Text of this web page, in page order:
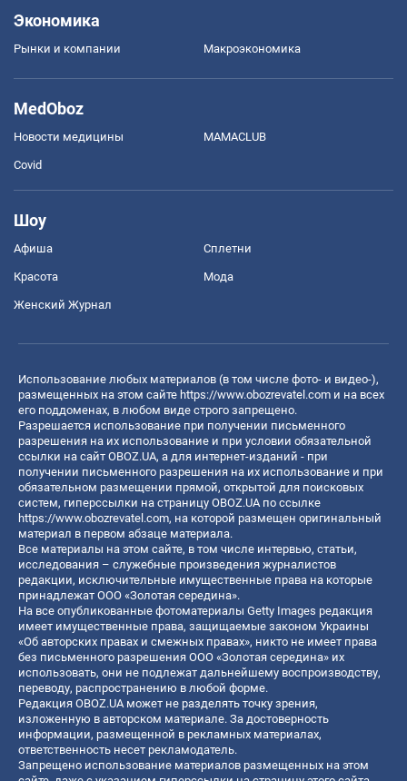
Экономика
Рынки и компании Mакроэкономика
MedOboz
Новости медицины MAMACLUB
Covid
Шоу
Афиша Сплетни
Красота Мода
Женский Журнал
Использование любых материалов (в том числе фото- и видео-),
размещенных на этом сайте https://www.obozrevatel.com и на всех
его поддоменах, в любом виде строго запрещено.
Разрешается использование при получении письменного
разрешения на их использование и при условии обязательной
ссылки на сайт OBOZ.UA, а для интернет-изданий - при
получении письменного разрешения на их использование и при
обязательном размещении прямой, открытой для поисковых
систем, гиперссылки на страницу OBOZ.UA по ссылке
https://www.obozrevatel.com, на которой размещен оригинальный
материал в первом абзаце материала.
Все материалы на этом сайте, в том числе интервью, статьи,
исследования – служебные произведения журналистов
редакции, исключительные имущественные права на которые
принадлежат ООО «Золотая середина».
На все опубликованные фотоматериалы Getty Images редакция
имеет имущественные права, защищаемые законом Украины
«Об авторских правах и смежных правах», никто не имеет права
без письменного разрешения ООО «Золотая середина» их
использовать, они не подлежат дальнейшему воспроизводству,
переводу, распространению в любой форме.
Редакция OBOZ.UA может не разделять точку зрения,
изложенную в авторском материале. За достоверность
информации, размещенной в рекламных материалах,
ответственность несет рекламодатель.
Запрещено использование материалов размещенных на этом